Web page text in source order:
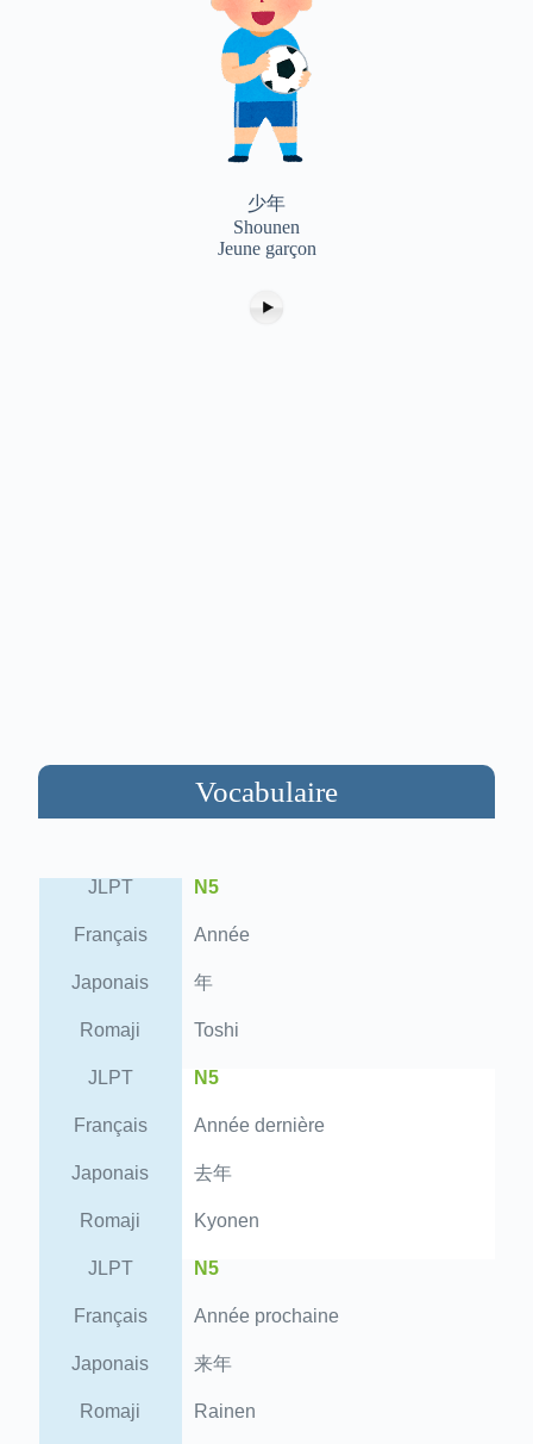
少年
Shounen
Jeune garçon
Vocabulaire
JLPT N5
Français Année
Japonais 年
Romaji Toshi
JLPT N5
Français Année dernière
Japonais 去年
Romaji Kyonen
JLPT N5
Français Année prochaine
Japonais 来年
Romaji Rainen